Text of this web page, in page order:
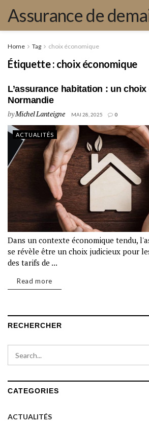
Assurance de
Home Tag choix économique
Étiquette : choix économique
L’assurance habitation : un
Normandie
byMichel Lanteigne MAI 28, 2025 0
ACTUALITÉS
Dans un contexte économique tendu,
se révèle être un choix judicieux pour
des tarifs de ...
Read more
RECHERCHER
CATEGORIES
ACTUALITÉS